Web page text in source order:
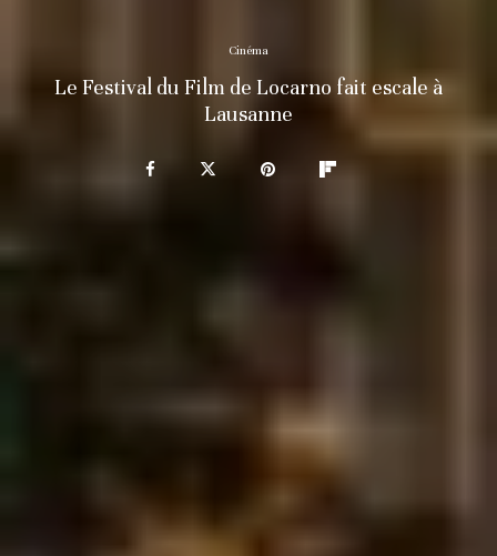
Cinéma
Le Festival du Film de Locarno fait escale à
Lausanne